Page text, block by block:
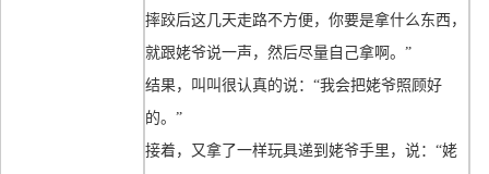
摔跤后这几天走路不方便，你要是拿什么东西，
就跟姥爷说一声，然后尽量自己拿啊。”
结果，叫叫很认真的说：“我会把姥爷照顾好
的。”
接着，又拿了一样玩具递到姥爷手里，说：“姥